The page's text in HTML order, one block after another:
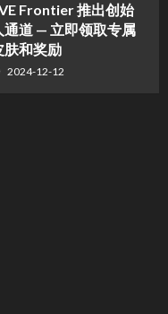
Frontier 推出创始
通道 — 立即领取专属
肤和奖励
2024-12-12